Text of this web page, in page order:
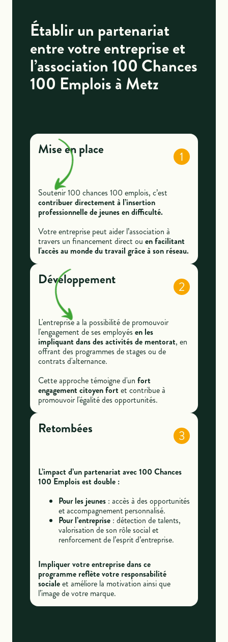
Établir un partenariat
entre votre entreprise et
l’association 100 Chances
100 Emplois à Metz
Mise en place 1
Soutenir 100 chances 100 emplois, c’est
contribuer directement à l’insertion
professionnelle de jeunes en difficulté.
Votre entreprise peut aider l’association à
travers un financement direct ou en facilitant
l'accès au monde du travail grâce à son réseau.
Développement 2
L'entreprise a la possibilité de promouvoir
l'engagement de ses employés en les
impliquant dans des activités de mentorat, en
offrant des programmes de stages ou de
contrats d'alternance.
Cette approche témoigne d'un fort
engagement citoyen fort et contribue à
promouvoir l'égalité des opportunités.
Retombées 3
L’impact d’un partenariat avec 100 Chances
100 Emplois est double :
Pour les jeunes: accès à des opportunités
et accompagnement personnalisé.
Pour l’entreprise: détection de talents,
valorisation de son rôle social et
renforcement de l’esprit d’entreprise.
Impliquer votre entreprise dans ce
programme reflète votre responsabilité
socialeet améliore la motivation ainsi que
l’image de votre marque.